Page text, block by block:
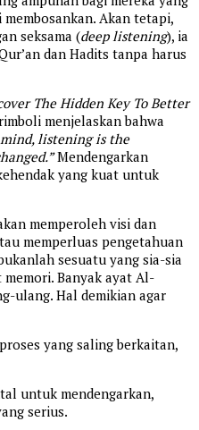
Akan tetapi,
seksama (deep listening), ia
dan Hadits tanpa harus
The Hidden Key To Better
menjelaskan bahwa
mind, listening is the
Mendengarkan
yang kuat untuk
memperoleh visi dan
memperluas pengetahuan
sesuatu yang sia-sia
Banyak ayat Al-
ulang. Hal demikian agar
yang saling berkaitan,
untuk mendengarkan,
serius.